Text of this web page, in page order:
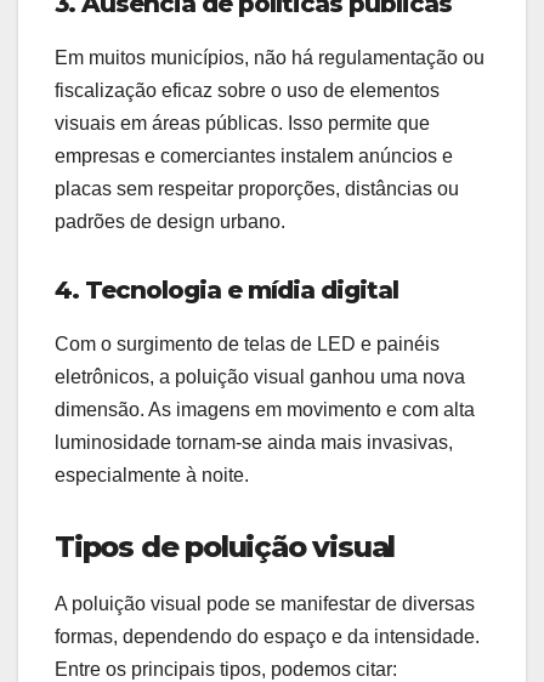
Em muitos municípios, não há regulamentação ou
fiscalização eficaz sobre o uso de elementos
visuais em áreas públicas. Isso permite que
empresas e comerciantes instalem anúncios e
placas sem respeitar proporções, distâncias ou
padrões de design urbano.
4. Tecnologia e mídia digital
Com o surgimento de telas de LED e painéis
eletrônicos, a poluição visual ganhou uma nova
dimensão. As imagens em movimento e com alta
luminosidade tornam-se ainda mais invasivas,
especialmente à noite.
Tipos de poluição visual
A poluição visual pode se manifestar de diversas
formas, dependendo do espaço e da intensidade.
Entre os principais tipos, podemos citar: